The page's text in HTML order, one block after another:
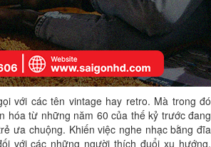
với các tên vintage hay retro. Mà trong đó
hóa từ những năm 60 của thế kỷ trước đang
ưa chuộng. Khiến việc nghe nhạc bằng đĩa
với các những người thích đuổi xu hướng.